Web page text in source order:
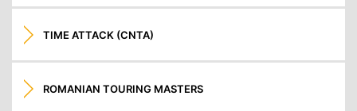
TIME ATTACK (CNTA)
ROMANIAN TOURING MASTERS